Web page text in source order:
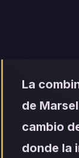
La
de
cambio
donde la